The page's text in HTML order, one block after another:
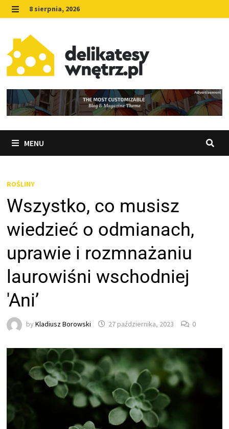
Skip
to
content
MENU
8 sierpnia, 2026
MENU
ROŚLINY
Wszystko, co musisz
wiedzieć o odmianach,
uprawie i rozmnażaniu
laurowiśni wschodniej
'Ani’
byKladiusz Borowski 27 października, 2023 0